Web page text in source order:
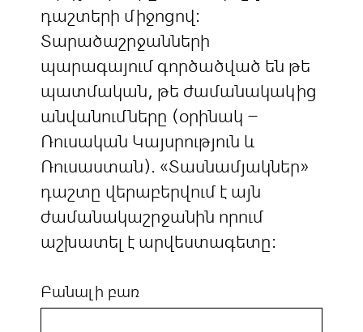
դաշտերի միջոցով:
Տարածաշրջանների
պարագայում գործածված են թե
պատմական, թե ժամանակակից
անվանումները (օրինակ –
Ռուսական Կայսրություն և
Ռուսաստան). «Տասնամյակներ»
դաշտը վերաբերվում է այն
ժամանակաշրջանին որում
աշխատել է արվեստագետը:
Բանալի բառ